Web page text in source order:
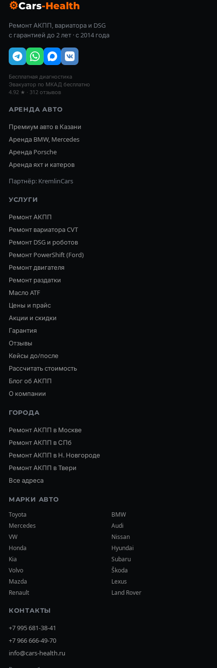
⚙Cars-Health
Ремонт АКПП, вариатора и DSG
с гарантией до 2 лет · с 2014 года
Бесплатная диагностика
Эвакуатор по МКАД бесплатно
4.92 ★ · 312 отзывов
АРЕНДА АВТО
Премиум авто в Казани
Аренда BMW, Mercedes
Аренда Porsche
Аренда яхт и катеров
Партнёр: KremlinCars
УСЛУГИ
Ремонт АКПП
Ремонт вариатора CVT
Ремонт DSG и роботов
Ремонт PowerShift (Ford)
Ремонт двигателя
Ремонт раздатки
Масло ATF
Цены и прайс
Акции и скидки
Гарантия
Отзывы
Кейсы до/после
Рассчитать стоимость
Блог об АКПП
О компании
ГОРОДА
Ремонт АКПП в Москве
Ремонт АКПП в СПб
Ремонт АКПП в Н. Новгороде
Ремонт АКПП в Твери
Все адреса
МАРКИ АВТО
Toyota
BMW
Mercedes
Audi
VW
Nissan
Honda
Hyundai
Kia
Subaru
Volvo
Škoda
Mazda
Lexus
Renault
Land Rover
КОНТАКТЫ
+7 995 681-38-41
+7 966 666-49-70
info@cars-health.ru